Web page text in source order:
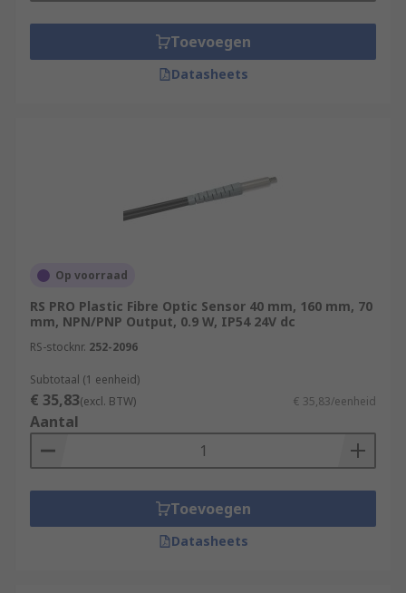
Toevoegen
Datasheets
Op voorraad
RS PRO Plastic Fibre Optic Sensor 40 mm, 160 mm, 70
mm, NPN/PNP Output, 0.9 W, IP54 24V dc
RS-stocknr. 252-2096
Subtotaal (1 eenheid)
€ 35,83(excl. BTW) € 35,83/eenheid
Aantal
Toevoegen
Datasheets